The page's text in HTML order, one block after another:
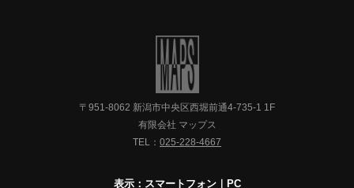
〒951-8062 新潟市中央区西堀前通4-735-1 1F
有限会社 マップス
TEL： 025-228-4667
表示：スマートフォン｜ PC